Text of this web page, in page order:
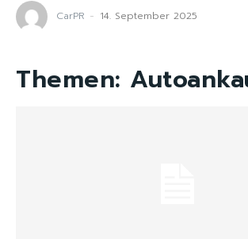
CarPR - 14. September 2025
Themen: